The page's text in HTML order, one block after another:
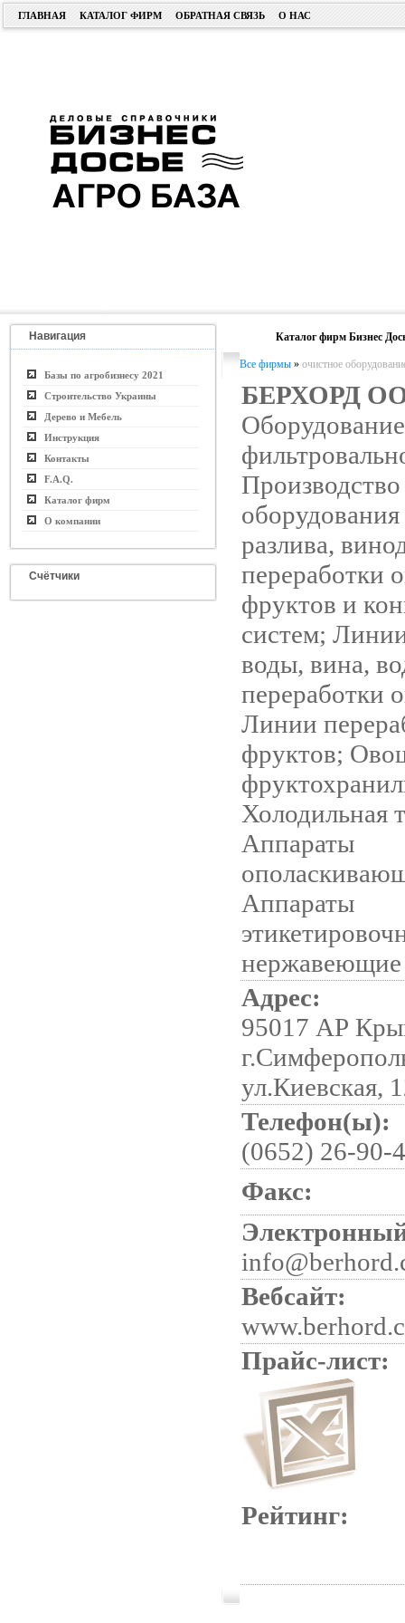
ГЛАВНАЯ КАТАЛОГ ФИРМ ОБРАТНАЯ СВЯЗЬ О НАС
Навигация
Базы по агробизнесу 2021
Строительство Украины
Дерево и Мебель
Инструкция
Контакты
F.A.Q.
Каталог фирм
О компании
Счётчики
Каталог фирм Бизнес
Все фирмы » очистное
БЕРХОРД
Оборудование
разлива,
переработки
фруктов и
систем;
воды, вина,
переработки
Линии
фруктов;
Холодильная
Аппараты
Аппараты
нержавеющие
Адрес:
95017 АР
ул.Киевская,
Телефон(ы):
(0652) 26-90-
Факс:
Вебсайт:
Прайс-лист:
Рейтинг: